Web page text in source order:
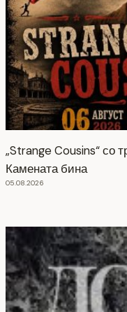
„Strange Cousins“ со
Камената бина
05.08.2026